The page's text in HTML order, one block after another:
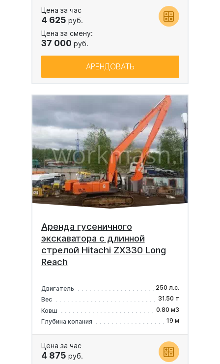
Цена за час
4 625 руб.
Цена за смену:
37 000 руб.
АРЕНДОВАТЬ
Аренда гусеничного
экскаватора с длинной
стрелой Hitachi ZX330 Long
Reach
Двигатель
250 л.с.
Вес
31.50 т
Ковш
0.80 м3
Глубина копания
19 м
Цена за час
4 875 руб.